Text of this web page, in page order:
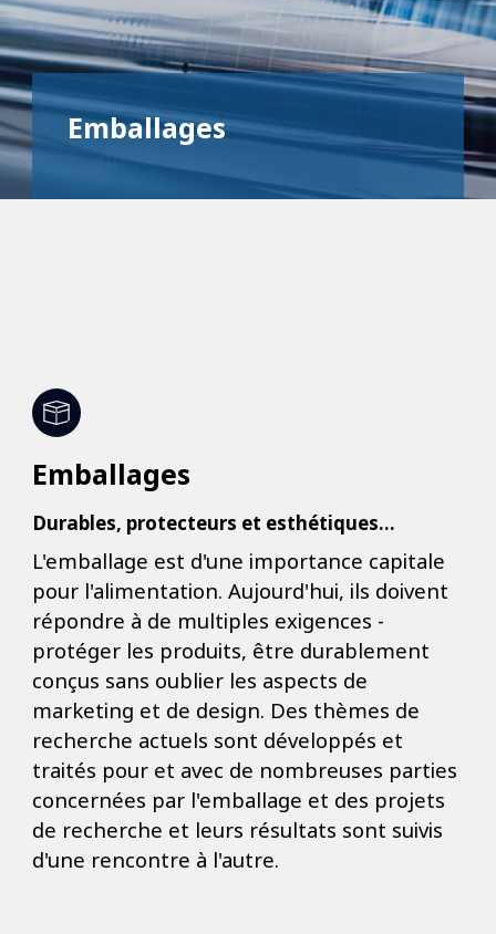
Emballages
Emballages
Durables, protecteurs et esthétiques...
L'emballage est d'une importance capitale
pour l'alimentation. Aujourd'hui, ils doivent
répondre à de multiples exigences -
protéger les produits, être durablement
conçus sans oublier les aspects de
marketing et de design. Des thèmes de
recherche actuels sont développés et
traités pour et avec de nombreuses parties
concernées par l'emballage et des projets
de recherche et leurs résultats sont suivis
d'une rencontre à l'autre.